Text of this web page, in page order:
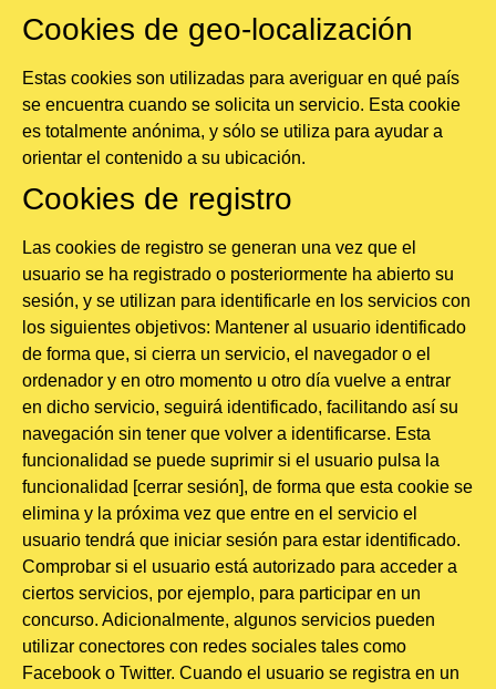
Cookies de geo-localización
Estas cookies son utilizadas para averiguar en qué país
se encuentra cuando se solicita un servicio. Esta cookie
es totalmente anónima, y sólo se utiliza para ayudar a
orientar el contenido a su ubicación.
Cookies de registro
Las cookies de registro se generan una vez que el
usuario se ha registrado o posteriormente ha abierto su
sesión, y se utilizan para identificarle en los servicios con
los siguientes objetivos: Mantener al usuario identificado
de forma que, si cierra un servicio, el navegador o el
ordenador y en otro momento u otro día vuelve a entrar
en dicho servicio, seguirá identificado, facilitando así su
navegación sin tener que volver a identificarse. Esta
funcionalidad se puede suprimir si el usuario pulsa la
funcionalidad [cerrar sesión], de forma que esta cookie se
elimina y la próxima vez que entre en el servicio el
usuario tendrá que iniciar sesión para estar identificado.
Comprobar si el usuario está autorizado para acceder a
ciertos servicios, por ejemplo, para participar en un
concurso. Adicionalmente, algunos servicios pueden
utilizar conectores con redes sociales tales como
Facebook o Twitter. Cuando el usuario se registra en un